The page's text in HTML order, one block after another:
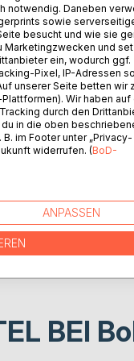
leave of his
philosopher G. I.
In this book this
puts out a challenge
an Idiot in the
interpreting the
way the
a ritual meal with the
BEI
notwendig. Daneben
sowie
besucht und wie sie
Marketingzwecken und
ein, wodurch ggf.
Pixel, IP-Adressen
unserer Seite betten wir
Wir haben auf
durch den
in die oben
im Footer unter „Privacy-
widerrufen. (BoD-
ANPASSEN